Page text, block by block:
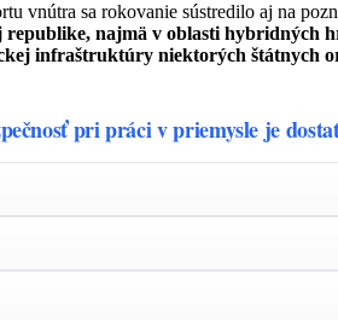
vnútra sa rokovanie sústredilo aj na
republike, najmä v oblasti hybridných
infraštruktúry niektorých štátnych
pri práci v priemysle je